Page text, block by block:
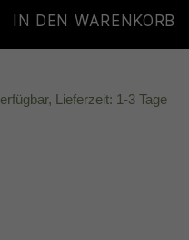
IN DEN WARENKORB
Lieferzeit: 1-3 Tage